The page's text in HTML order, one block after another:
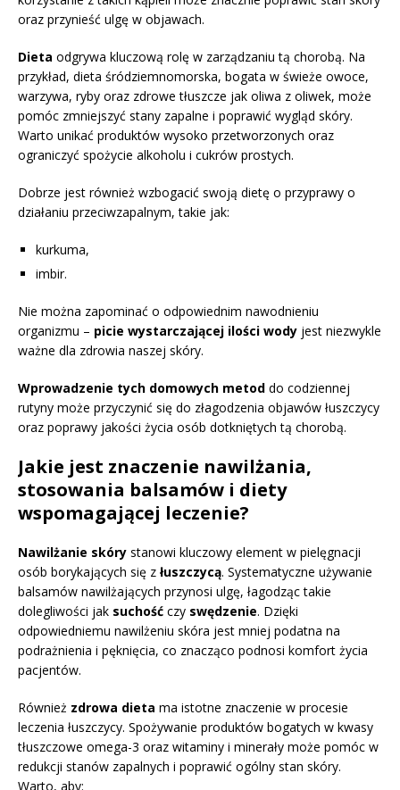
oraz przynieść ulgę w objawach.
Dieta odgrywa kluczową rolę w zarządzaniu tą chorobą. Na
przykład, dieta śródziemnomorska, bogata w świeże owoce,
warzywa, ryby oraz zdrowe tłuszcze jak oliwa z oliwek, może
pomóc zmniejszyć stany zapalne i poprawić wygląd skóry.
Warto unikać produktów wysoko przetworzonych oraz
ograniczyć spożycie alkoholu i cukrów prostych.
Dobrze jest również wzbogacić swoją dietę o przyprawy o
działaniu przeciwzapalnym, takie jak:
kurkuma,
imbir.
Nie można zapominać o odpowiednim nawodnieniu
organizmu – picie wystarczającej ilości wody jest niezwykle
ważne dla zdrowia naszej skóry.
Wprowadzenie tych domowych metod do codziennej
rutyny może przyczynić się do złagodzenia objawów łuszczycy
oraz poprawy jakości życia osób dotkniętych tą chorobą.
Jakie jest znaczenie nawilżania,
stosowania balsamów i diety
wspomagającej leczenie?
Nawilżanie skóry stanowi kluczowy element w pielęgnacji
osób borykających się z łuszczycą. Systematyczne używanie
balsamów nawilżających przynosi ulgę, łagodząc takie
dolegliwości jak suchość czy swędzenie. Dzięki
odpowiedniemu nawilżeniu skóra jest mniej podatna na
podrażnienia i pęknięcia, co znacząco podnosi komfort życia
pacjentów.
Również zdrowa dieta ma istotne znaczenie w procesie
leczenia łuszczycy. Spożywanie produktów bogatych w kwasy
tłuszczowe omega-3 oraz witaminy i minerały może pomóc w
redukcji stanów zapalnych i poprawić ogólny stan skóry.
Warto, aby: